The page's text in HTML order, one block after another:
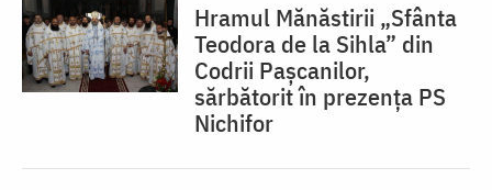
Hramul Mănăstirii „Sfânta
Teodora de la Sihla” din
Codrii Pașcanilor,
sărbătorit în prezența PS
Nichifor